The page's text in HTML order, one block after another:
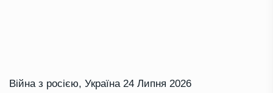
Війна з росією, Україна 24 Липня 2026